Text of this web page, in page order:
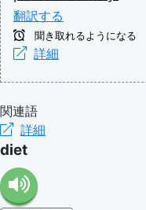
翻訳する
聞き取れるようになる
詳細
関連語
詳細
diet